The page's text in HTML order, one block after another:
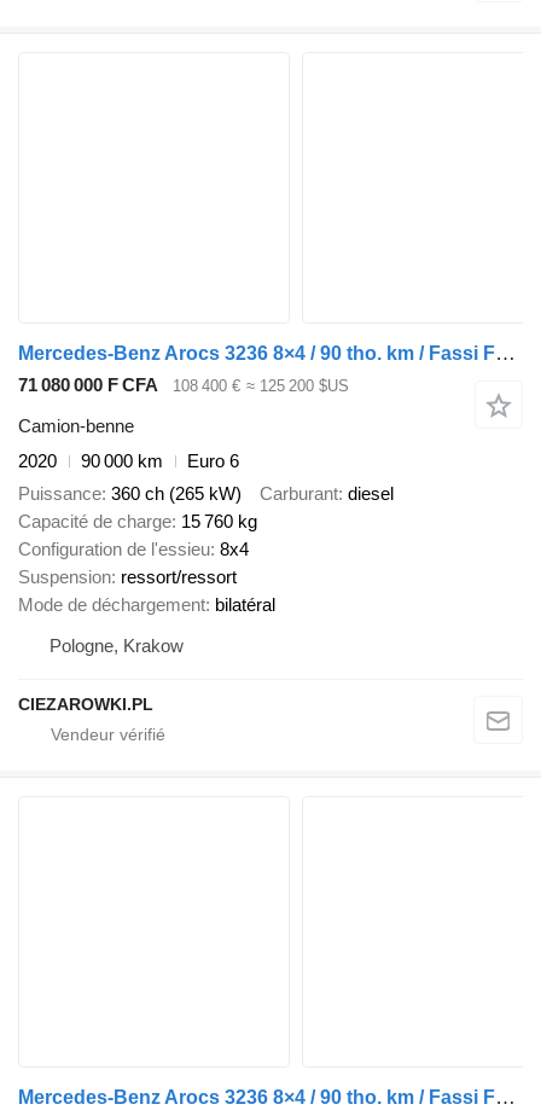
Mercedes-Benz Arocs 3236 8×4 / 90 tho. km / Fassi F155A.0.22 / remote control
71 080 000 F CFA 108 400 € ≈ 125 200 $US
Camion-benne
2020
90 000 km
Euro 6
Puissance 360 ch (265 kW) Carburant diesel
Capacité de charge 15 760 kg
Configuration de l'essieu 8x4
Suspension ressort/ressort
Mode de déchargement bilatéral
Pologne, Krakow
CIEZAROWKI.PL
Mercedes-Benz Arocs 3236 8×4 / 90 tho. km / Fassi F155A.0.22 / remote control